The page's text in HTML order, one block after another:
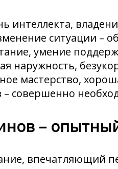
интеллекта,
ситуации –
умение
наружность,
мастерство,
– совершенно
–
впечатляющий